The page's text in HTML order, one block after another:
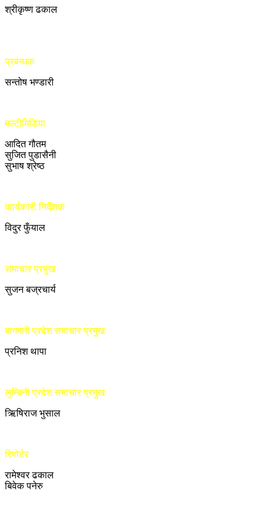
श्रीकृष्ण ढकाल
प्रबन्धक
सन्तोष भण्डारी
मल्टीमिडिया
आदित गौतम
सुजित पुडासैनी
सुभाष श्रेष्ठ
कार्यकारी निर्देशक
विदुर फुँयाल
समाचार प्रमुख
सुजन बज्रचार्य
बागमती प्रदेश समाचार प्रमुख
प्रनिश थापा
लुम्बिनी प्रदेश समाचार प्रमुख
ऋिषिराज भुसाल
रिपोर्टर
रामेश्वर ढकाल
बिवेक पनेरु